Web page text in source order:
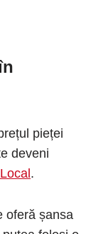
pieței
deveni
.
oferă șansa